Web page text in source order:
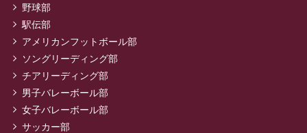
野球部
駅伝部
アメリカンフットボール部
ソングリーディング部
チアリーディング部
男子バレーボール部
女子バレーボール部
サッカー部